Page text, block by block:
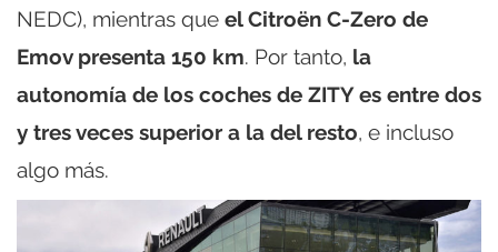
NEDC), mientras que el Citroën C-Zero de
Emov presenta 150 km. Por tanto, la
autonomía de los coches de ZITY es entre dos
y tres veces superior a la del resto, e incluso
algo más.